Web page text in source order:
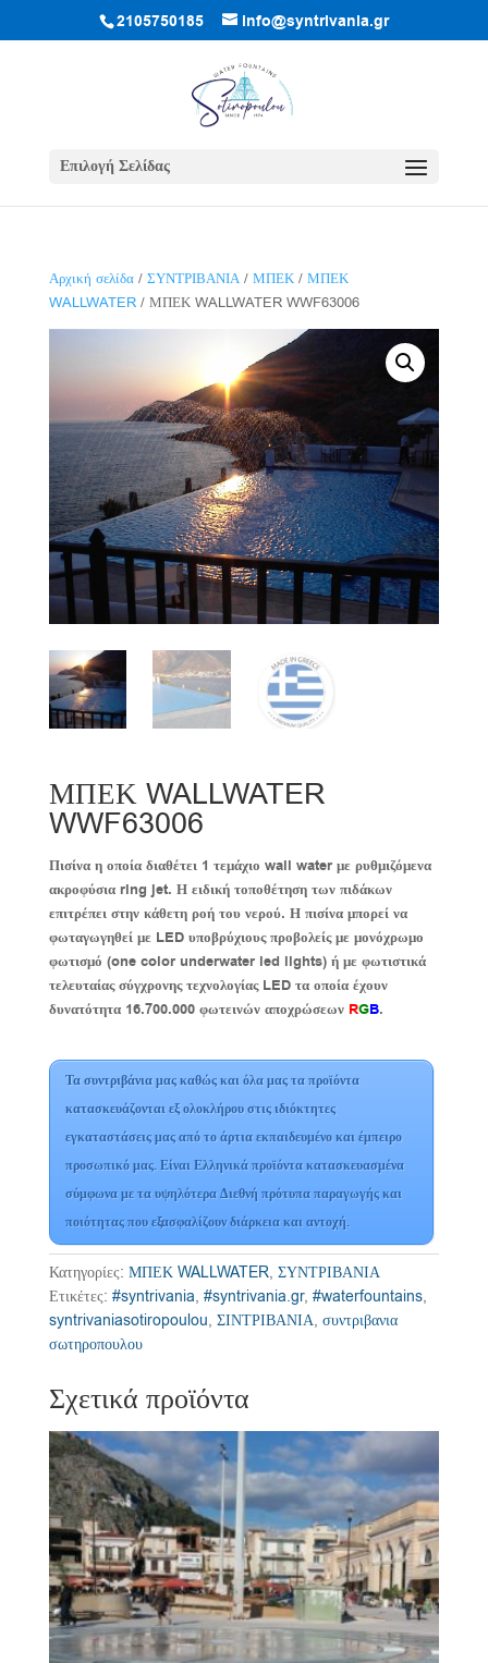
2105750185 info@syntrivania.gr
Επιλογή Σελίδας
Αρχική σελίδα/ ΣΥΝΤΡΙΒΑΝΙΑ/ ΜΠΕΚ/ ΜΠΕΚ
WALLWATER/ ΜΠΕΚ WALLWATER WWF63006
ΜΠΕΚ WALLWATER
WWF63006
Πισίνα η οποία διαθέτει 1 τεμάχιο wall waterμε ρυθμιζόμενα
ακροφύσια ring jet. Η ειδική τοποθέτηση των πιδάκων
επιτρέπει στην κάθετη ροή του νερού. Η πισίνα μπορεί να
φωταγωγηθεί με LEDυποβρύχιους προβολείς με μονόχρωμο
φωτισμό (one color underwater led lights) ή με φωτιστικά
τελευταίας σύγχρονης τεχνολογίας LEDτα οποία έχουν
δυνατότητα 16.700.000 φωτεινών αποχρώσεων RGB.
Τα συντριβάνια μας καθώς και όλα μας τα προϊόντα
κατασκευάζονται εξ ολοκλήρου στις ιδιόκτητες
εγκαταστάσεις μας από το άρτια εκπαιδευμένο και έμπειρο
προσωπικό μας. Είναι Ελληνικά προϊόντα κατασκευασμένα
σύμφωνα με τα υψηλότερα Διεθνή πρότυπα παραγωγής και
ποιότητας που εξασφαλίζουν διάρκεια και αντοχή.
Κατηγορίες: ΜΠΕΚ WALLWATER, ΣΥΝΤΡΙΒΑΝΙΑ
Ετικέτες: #syntrivania, #syntrivania.gr, #waterfountains,
syntrivaniasotiropoulou, ΣΙΝΤΡΙΒΑΝΙΑ, συντριβανια
σωτηροπουλου
Σχετικά προϊόντα